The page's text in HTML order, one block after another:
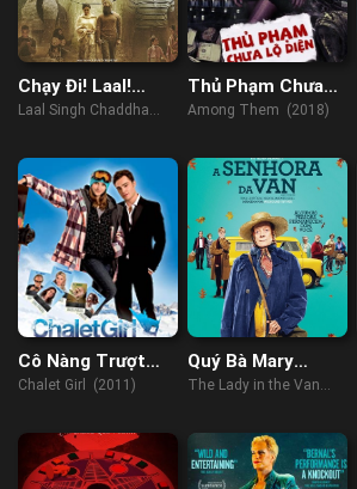
Chạy Đi! Laal!
Chạy!
Laal Singh Chaddha
Thủ Phạm Chưa
Lộ Diện
Among Them (2018)
Cô Nàng Trượt
Ván
Chalet Girl (2011)
Quý Bà Mary
Shepherd
The Lady in the Van